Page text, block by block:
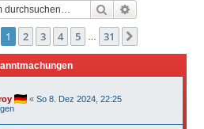
Suche
Seite 1von 31
1 2 3 4 5 31
« So 8. Dez 2024, 22:25